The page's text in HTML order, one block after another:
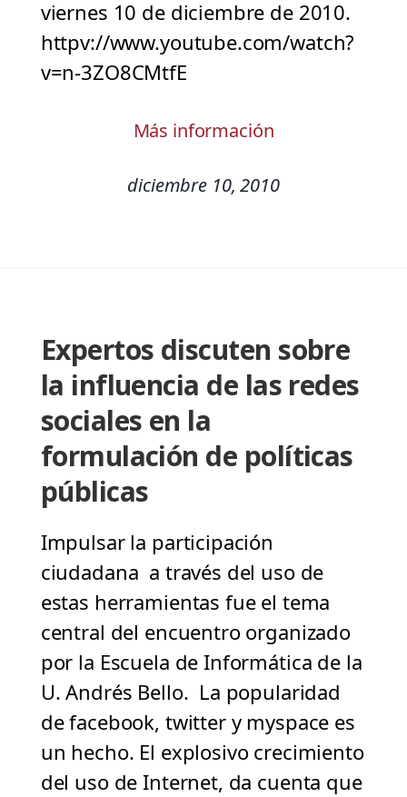
viernes 10 de diciembre de 2010.
httpv://www.youtube.com/watch?
v=n-3ZO8CMtfE
Más información
diciembre 10, 2010
Expertos discuten sobre
la influencia de las redes
sociales en la
formulación de políticas
públicas
Impulsar la participación
ciudadana a través del uso de
estas herramientas fue el tema
central del encuentro organizado
por la Escuela de Informática de la
U. Andrés Bello. La popularidad
de facebook, twitter y myspace es
un hecho. El explosivo crecimiento
del uso de Internet, da cuenta que